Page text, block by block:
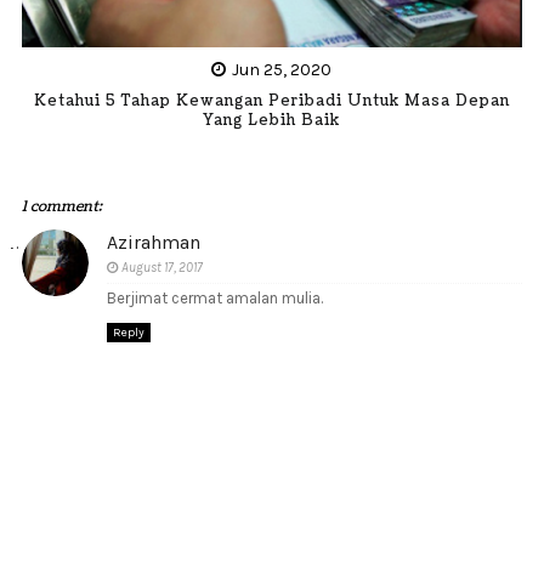
Jun 25, 2020
Ketahui 5 Tahap Kewangan Peribadi Untuk Masa Depan
Yang Lebih Baik
1 comment:
Azirahman
August 17, 2017
Berjimat cermat amalan mulia.
Reply